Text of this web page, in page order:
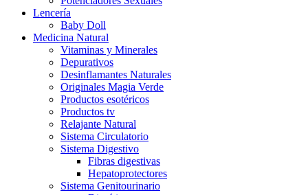
Lencería
Baby Doll
Medicina Natural
Vitaminas y Minerales
Depurativos
Desinflamantes Naturales
Originales Magia Verde
Productos esotéricos
Productos tv
Relajante Natural
Sistema Circulatorio
Sistema Digestivo
Fibras digestivas
Hepatoprotectores
Sistema Genitourinario